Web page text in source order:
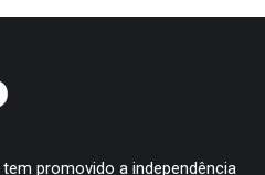
promovido a independência